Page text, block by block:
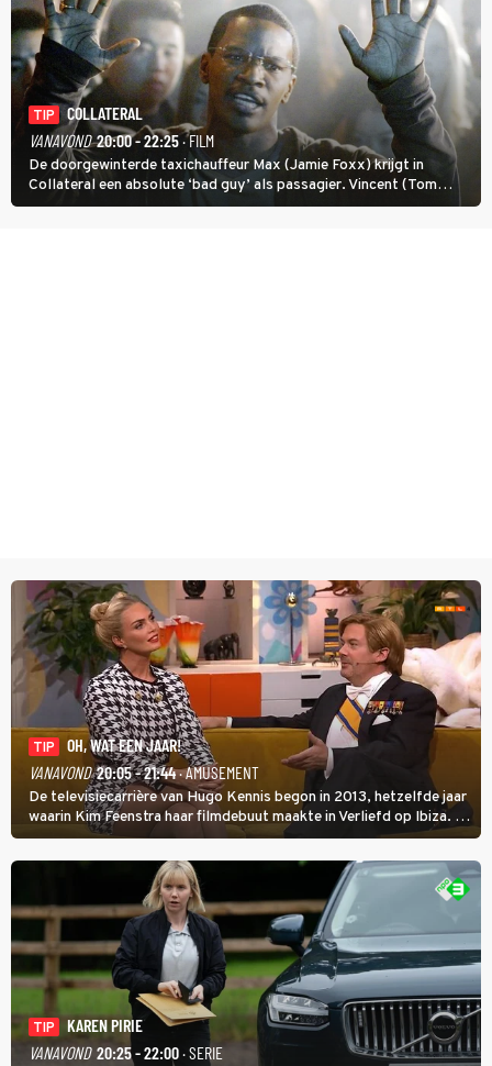
TIP
COLLATERAL
VANAVOND 20:00 - 22:25· FILM
De doorgewinterde taxichauffeur Max (Jamie Foxx) krijgt in
Collateral een absolute ‘bad guy’ als passagier. Vincent (Tom
Cruise) heeft hem nodig om hem de stad door te loodsen om een
TIP
OH, WAT EEN JAAR!
VANAVOND 20:05 - 21:44· AMUSEMENT
De televisiecarrière van Hugo Kennis begon in 2013, hetzelfde jaar
waarin Kim Feenstra haar filmdebuut maakte in Verliefd op Ibiza. In
Oh, Wat een Jaar! wordt duidelijk wat ze nog meer weten van het
jaar waarin ze allebei eindtwintigers waren.
TIP
KAREN PIRIE
VANAVOND 20:25 - 22:00· SERIE